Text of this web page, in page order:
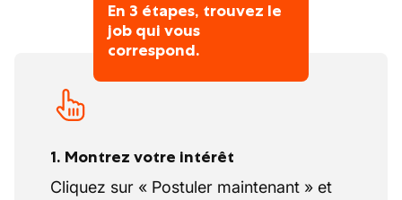
En 3 étapes, trouvez le
job qui vous
correspond.
1. Montrez votre intérêt
Cliquez sur « Postuler maintenant » et